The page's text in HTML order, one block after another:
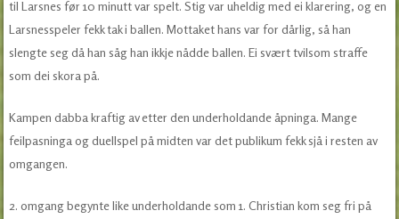
til Larsnes før 10 minutt var spelt. Stig var uheldig med ei klarering, og en
Larsnesspeler fekk tak i ballen. Mottaket hans var for dårlig, så han
slengte seg då han såg han ikkje nådde ballen. Ei svært tvilsom straffe
som dei skora på.
Kampen dabba kraftig av etter den underholdande åpninga. Mange
feilpasninga og duellspel på midten var det publikum fekk sjå i resten av
omgangen.
2. omgang begynte like underholdande som 1. Christian kom seg fri på